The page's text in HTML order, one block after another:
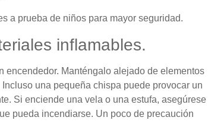
a prueba de niños para mayor seguridad.
inflamables.
encendedor. Manténgalo alejado de elementos
una pequeña chispa puede provocar un
Si enciende una vela o una estufa, asegúrese
pueda incendiarse. Un poco de precaución